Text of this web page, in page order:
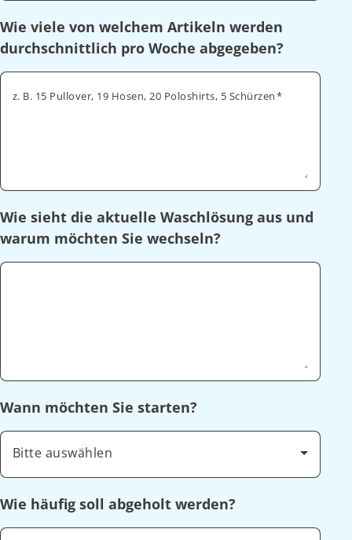
Wie viele von welchem Artikeln werden
durchschnittlich pro Woche abgegeben?
z. B. 15 Pullover, 19 Hosen, 20 Poloshirts, 5 Schürzen
Wie sieht die aktuelle Waschlösung aus und
warum möchten Sie wechseln?
Wann möchten Sie starten?
Bitte auswählen
Wie häufig soll abgeholt werden?